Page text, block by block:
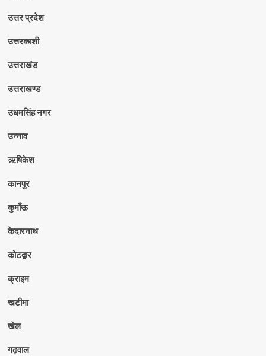
उत्तर प्रदेश
उत्तरकाशी
उत्तराखंड
उत्तराखण्ड
उधमसिंह नगर
उन्नाव
ऋषिकेश
कानपुर
कुमाँऊ
केदारनाथ
कोटद्वार
क्राइम
खटीमा
खेल
गढ़वाल